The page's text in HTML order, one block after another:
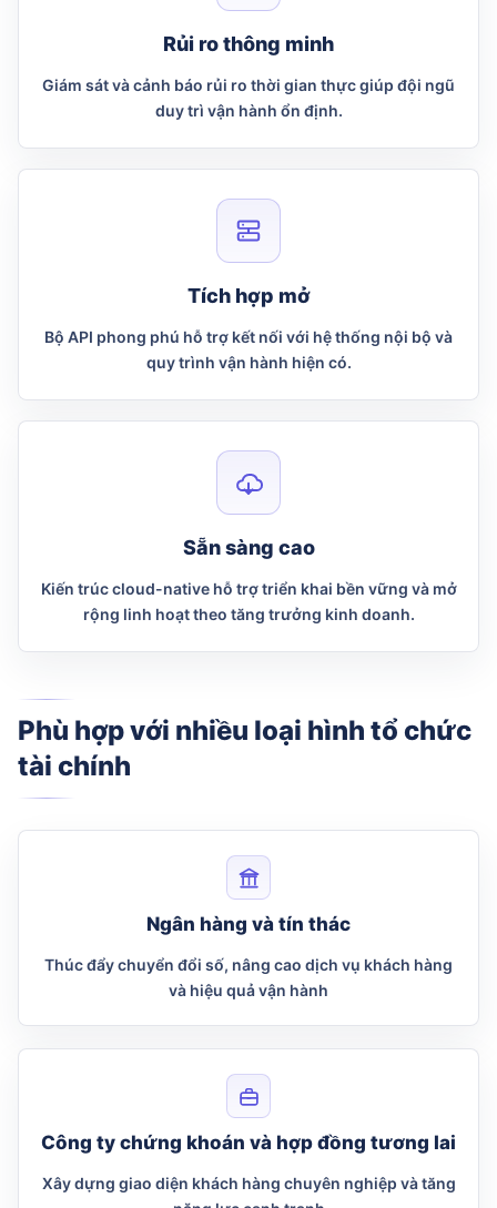
Rủi ro thông minh
Giám sát và cảnh báo rủi ro thời gian thực giúp đội ngũ
duy trì vận hành ổn định.
Tích hợp mở
Bộ API phong phú hỗ trợ kết nối với hệ thống nội bộ và
quy trình vận hành hiện có.
Sẵn sàng cao
Kiến trúc cloud-native hỗ trợ triển khai bền vững và mở
rộng linh hoạt theo tăng trưởng kinh doanh.
Phù hợp với nhiều loại hình tổ chức
tài chính
Ngân hàng và tín thác
Thúc đẩy chuyển đổi số, nâng cao dịch vụ khách hàng
và hiệu quả vận hành
Công ty chứng khoán và hợp đồng tương lai
Xây dựng giao diện khách hàng chuyên nghiệp và tăng